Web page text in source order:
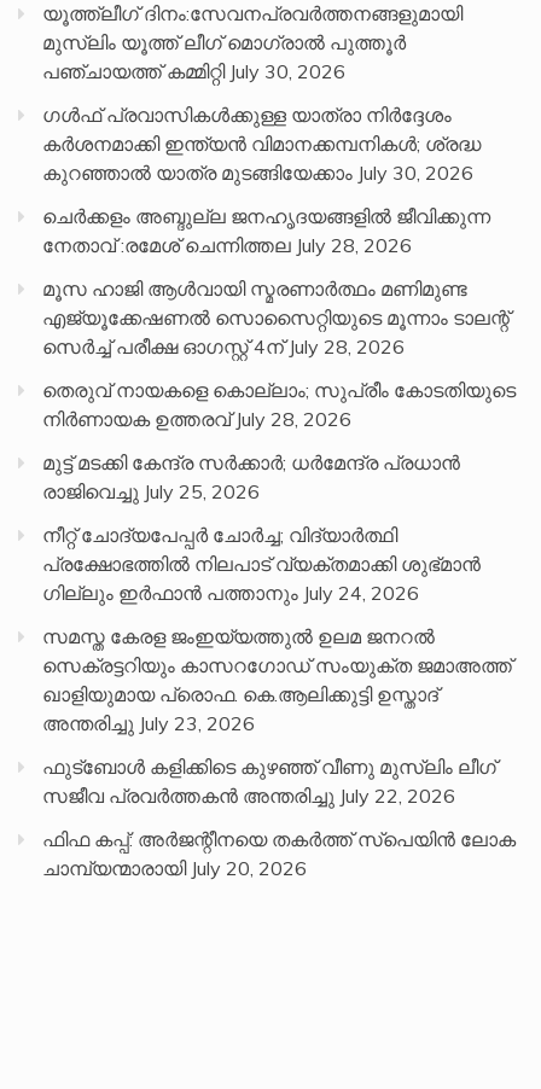
യൂത്ത്ലീഗ് ദിനം:സേവനപ്രവർത്തനങ്ങളുമായി
മുസ്ലിം യൂത്ത് ലീഗ് മൊഗ്രാൽ പുത്തൂർ
പഞ്ചായത്ത് കമ്മിറ്റി July 30, 2026
ഗൾഫ് പ്രവാസികൾക്കുള്ള യാത്രാ നിർദ്ദേശം
കർശനമാക്കി ഇന്ത്യൻ വിമാനക്കമ്പനികൾ; ശ്രദ്ധ
കുറഞ്ഞാൽ യാത്ര മുടങ്ങിയേക്കാം July 30, 2026
ചെർക്കളം അബ്ദുല്ല ജനഹൃദയങ്ങളിൽ ജീവിക്കുന്ന
നേതാവ് :രമേശ് ചെന്നിത്തല July 28, 2026
മൂസ ഹാജി ആൾവായി സ്മരണാർത്ഥം മണിമുണ്ട
എജ്യൂക്കേഷണൽ സൊസൈറ്റിയുടെ മൂന്നാം ടാലന്റ്
സെർച്ച് പരീക്ഷ ഓഗസ്റ്റ് 4ന് July 28, 2026
തെരുവ് നായകളെ കൊല്ലാം; സുപ്രീം കോടതിയുടെ
നിർണായക ഉത്തരവ് July 28, 2026
മുട്ട് മടക്കി കേന്ദ്ര സർക്കാർ; ധർമേന്ദ്ര പ്രധാൻ
രാജിവെച്ചു July 25, 2026
നീറ്റ് ചോദ്യപേപ്പര്‍ ചോര്‍ച്ച; വിദ്യാർത്ഥി
പ്രക്ഷോഭത്തിൽ നിലപാട് വ്യക്തമാക്കി ശുഭ്മാൻ
ഗില്ലും ഇർഫാൻ പത്താനും July 24, 2026
സമസ്ത കേരള ജംഇയ്യത്തുൽ ഉലമ ജനറൽ
സെക്രട്ടറിയും കാസറഗോഡ് സംയുക്ത ജമാഅത്ത്
ഖാളിയുമായ പ്രൊഫ. കെ.ആലിക്കുട്ടി ഉസ്താദ്
അന്തരിച്ചു July 23, 2026
ഫുട്ബോൾ കളിക്കിടെ കുഴഞ്ഞ് വീണു മുസ്ലിം ലീഗ്
സജീവ പ്രവർത്തകൻ അന്തരിച്ചു July 22, 2026
ഫിഫ കപ്പ്: അർജന്റീനയെ തകർത്ത് സ്പെയിൻ ലോക
ചാമ്പ്യന്മാരായി July 20, 2026